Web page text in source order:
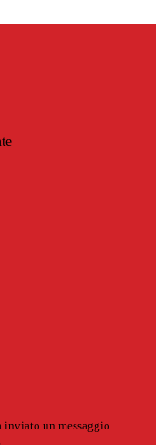
inviato un messaggio